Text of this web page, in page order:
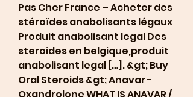
Pas Cher France – Acheter des
stéroïdes anabolisants légaux
Produit anabolisant legal Des
steroides en belgique,produit
anabolisant legal […]. &gt; Buy
Oral Steroids &gt; Anavar -